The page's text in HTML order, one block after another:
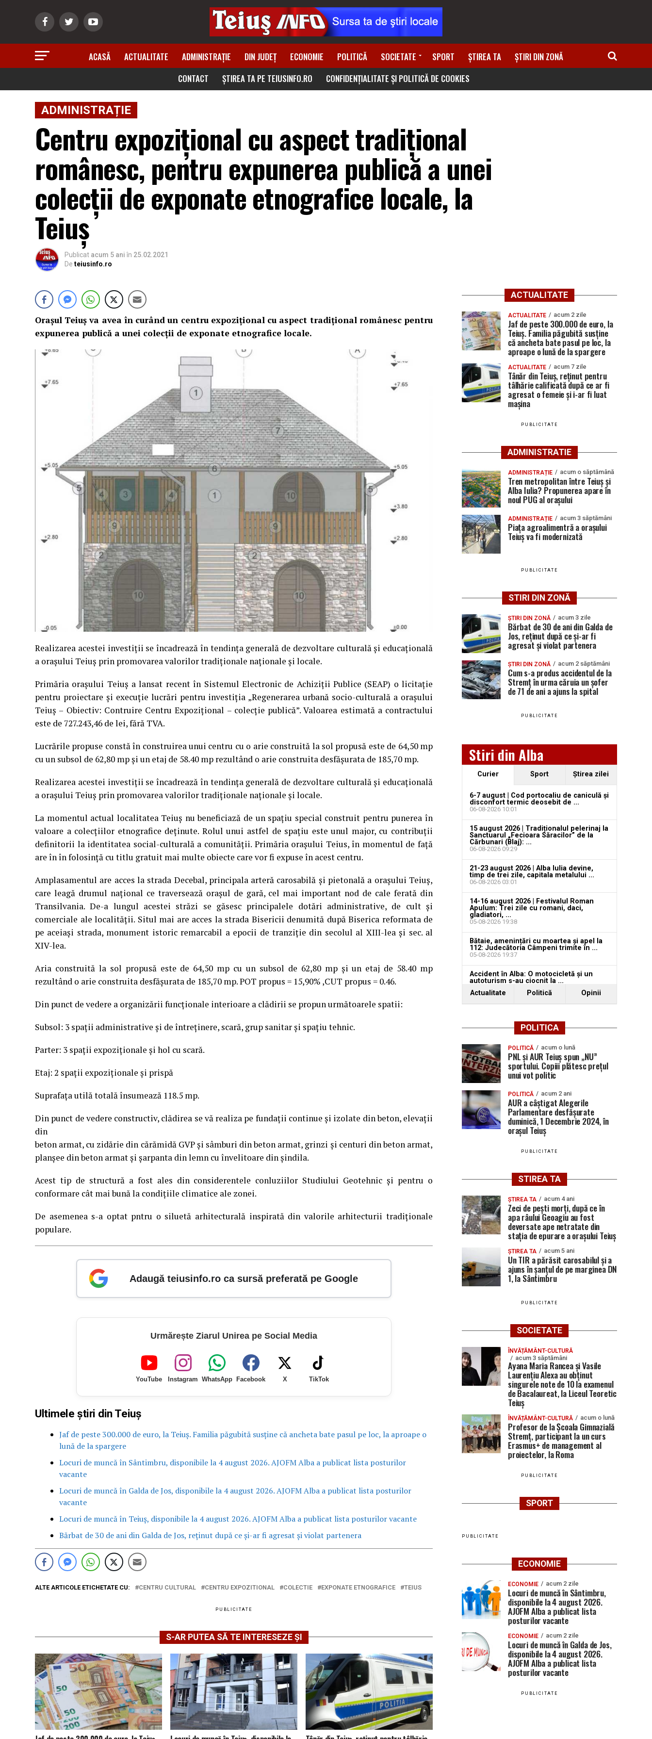
ACASĂ ACTUALITATE ADMINISTRAȚIE DIN JUDEȚ ECONOMIE POLITICĂ SOCIETATE SPORT ȘTIREA TA
ȘTIRI DIN ZONĂ
CONTACT
ȘTIREA TA PE TEIUSINFO.RO CONFIDENȚIALITATE ȘI POLITICĂ DE COOKIES
ADMINISTRAȚIE
Centru expozițional cu aspect tradițional
românesc, pentru expunerea publică a unei
colecții de exponate etnografice locale, la
Teiuș
Publicat acum 5 ani în 25.02.2021
De teiusinfo.ro
Orașul Teiuș va avea în curând un centru expozițional cu aspect tradițional românesc pentru
expunerea publică a unei colecții de exponate etnografice locale.
Realizarea acestei investiții se încadrează în tendința generală de dezvoltare culturală și educațională
a orașului Teiuș prin promovarea valorilor tradiționale naționale și locale.
Primăria orașului Teiuș a lansat recent în Sistemul Electronic de Achiziții Publice (SEAP) o licitație
pentru proiectare și execuție lucrări pentru investiția „Regenerarea urbană socio-culturală a orașului
Teiuș – Obiectiv: Contruire Centru Expozițional – colecție publică”. Valoarea estimată a contractului
este de 727.243,46 de lei, fără TVA.
Lucrările propuse constă în construirea unui centru cu o arie construită la sol propusă este de 64,50 mp
cu un subsol de 62,80 mp și un etaj de 58.40 mp rezultând o arie construita desfășurata de 185,70 mp.
Realizarea acestei investiţii se încadrează în tendința generală de dezvoltare culturală și educațională
a orașului Teiuș prin promovarea valorilor tradiționale naționale și locale.
La momentul actual localitatea Teiuș nu beneficiază de un spațiu special construit pentru punerea în
valoare a colecțiilor etnografice deținute. Rolul unui astfel de spațiu este unul major, cu contribuții
definitorii la identitatea social-culturală a comunității. Primăria orașului Teius, în momentul de față
are în în folosință cu titlu gratuit mai multe obiecte care vor fi expuse în acest centru.
Amplasamentul are acces la strada Decebal, principala arteră carosabilă și pietonală a oraşului Teiuș,
care leagă drumul naţional ce traversează oraşul de gară, cel mai important nod de cale ferată din
Transilvania. De-a lungul acestei străzi se găsesc principalele dotări administrative, de cult și
comerciale ale localităţii. Situl mai are acces la strada Bisericii denumită după Biserica reformata de
pe aceiași strada, monument istoric remarcabil a epocii de tranziție din secolul al XIII-lea și sec. al
XIV-lea.
Aria construită la sol propusă este de 64,50 mp cu un subsol de 62,80 mp și un etaj de 58.40 mp
rezultând o arie construita desfășurata de 185,70 mp. POT propus = 15,90% ,CUT propus = 0.46.
Din punct de vedere a organizării funcționale interioare a clădirii se propun următoarele spatii:
Subsol: 3 spații administrative și de întreținere, scară, grup sanitar și spațiu tehnic.
Parter: 3 spații expoziționale și hol cu scară.
Etaj: 2 spații expoziționale și prispă
Suprafața utilă totală însumează 118.5 mp.
Din punct de vedere constructiv, clădirea se vă realiza pe fundații continue și izolate din beton, elevații
din
beton armat, cu zidărie din cărămidă GVP și sâmburi din beton armat, grinzi și centuri din beton armat,
planșee din beton armat și șarpanta din lemn cu învelitoare din șindila.
Acest tip de structură a fost ales din considerentele conluziilor Studiului Geotehnic și pentru o
conformare cât mai bună la condițiile climatice ale zonei.
De asemenea s-a optat pntru o siluetă arhitecturală inspirată din valorile arhitecturii tradiționale
populare.
Adaugă teiusinfo.ro ca sursă preferată pe Google
Urmărește Ziarul Unirea pe Social Media
YouTube Instagram WhatsApp Facebook X TikTok
Ultimele știri din Teiuș
Jaf de peste 300.000 de euro, la Teiuș. Familia păgubită susține că ancheta bate pasul pe loc, la aproape o
lună de la spargere
Locuri de muncă în Sântimbru, disponibile la 4 august 2026. AJOFM Alba a publicat lista posturilor
vacante
Locuri de muncă în Galda de Jos, disponibile la 4 august 2026. AJOFM Alba a publicat lista posturilor
vacante
Locuri de muncă în Teiuș, disponibile la 4 august 2026. AJOFM Alba a publicat lista posturilor vacante
Bărbat de 30 de ani din Galda de Jos, reținut după ce și-ar fi agresat și violat partenera
ALTE ARTICOLE ETICHETATE CU: CENTRU CULTURAL CENTRU EXPOZITIONAL COLECTIE EXPONATE ETNOGRAFICE TEIUS
PUBLICITATE
S-AR PUTEA SĂ TE INTERESEZE ȘI
ACTUALITATE
ACTUALITATE acum 2 zile
Jaf de peste 300.000 de euro, la
Teiuș. Familia păgubită susține
că ancheta bate pasul pe loc, la
aproape o lună de la spargere
ACTUALITATE acum 7 zile
Tânăr din Teiuș, reținut pentru
tâlhărie calificată după ce ar fi
agresat o femeie și i-ar fi luat
mașina
PUBLICITATE
ADMINISTRATIE
ADMINISTRAȚIE acum o săptămână
Tren metropolitan între Teiuș și
Alba Iulia? Propunerea apare în
noul PUG al orașului
ADMINISTRAȚIE acum 3 săptămâni
Piața agroalimentră a orașului
Teiuș va fi modernizată
PUBLICITATE
STIRI DIN ZONĂ
ȘTIRI DIN ZONĂ acum 3 zile
Bărbat de 30 de ani din Galda de
Jos, reținut după ce și-ar fi
agresat și violat partenera
ȘTIRI DIN ZONĂ acum 2 săptămâni
Cum s-a produs accidentul de la
Stremț în urma căruia un șofer
de 71 de ani a ajuns la spital
PUBLICITATE
Stiri din Alba
Curier Sport Ştirea zilei
6-7 august | Cod portocaliu de caniculă și
disconfort termic deosebit de ...
06-08-2026 10:01
15 august 2026 | Tradiționalul pelerinaj la
Sanctuarul „Fecioara Săracilor” de la
Cărbunari (Blaj): ...
06-08-2026 09:29
21-23 august 2026 | Alba Iulia devine,
timp de trei zile, capitala metalului ...
06-08-2026 03:01
14-16 august 2026 | Festivalul Roman
Apulum: Trei zile cu romani, daci,
gladiatori, ...
05-08-2026 19:38
Bătaie, amenințări cu moartea și apel la
112: Judecătoria Câmpeni trimite în ...
05-08-2026 19:37
Accident în Alba: O motocicletă și un
autoturism s-au ciocnit la ...
Actualitate Politică Opinii
POLITICA
POLITICĂ acum o lună
PNL și AUR Teiuș spun „NU”
sportului. Copiii plătesc prețul
unui vot politic
POLITICĂ acum 2 ani
AUR a câștigat Alegerile
Parlamentare desfășurate
duminică, 1 Decembrie 2024, în
orașul Teiuș
PUBLICITATE
STIREA TA
ȘTIREA TA acum 4 ani
Zeci de pești morți, după ce în
apa râului Geoagiu au fost
deversate ape netratate din
stația de epurare a orașului Teiuș
ȘTIREA TA acum 5 ani
Un TIR a părăsit carosabilul și a
ajuns în șanțul de pe marginea DN
1, la Sântimbru
PUBLICITATE
SOCIETATE
ÎNVĂȚĂMÂNT-CULTURĂ
acum 3 săptămâni
Ayana Maria Rancea și Vasile
Laurențiu Alexa au obținut
singurele note de 10 la examenul
de Bacalaureat, la Liceul Teoretic
Teiuș
ÎNVĂȚĂMÂNT-CULTURĂ acum o lună
Profesor de la Școala Gimnazială
Stremț, participant la un curs
Erasmus+ de management al
proiectelor, la Roma
PUBLICITATE
SPORT
PUBLICITATE
ECONOMIE
ECONOMIE acum 2 zile
Locuri de muncă în Sântimbru,
disponibile la 4 august 2026.
AJOFM Alba a publicat lista
posturilor vacante
ECONOMIE acum 2 zile
Locuri de muncă în Galda de Jos,
disponibile la 4 august 2026.
AJOFM Alba a publicat lista
posturilor vacante
PUBLICITATE